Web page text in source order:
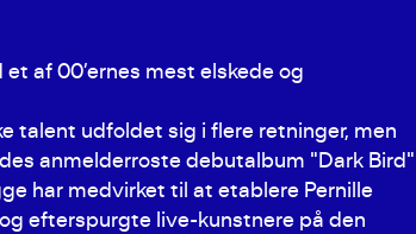
af 00’ernes mest elskede og
talent udfoldet sig i flere retninger, men
anmelderroste debutalbum "Dark Bird"
har medvirket til at etablere Pernille
efterspurgte live-kunstnere på den